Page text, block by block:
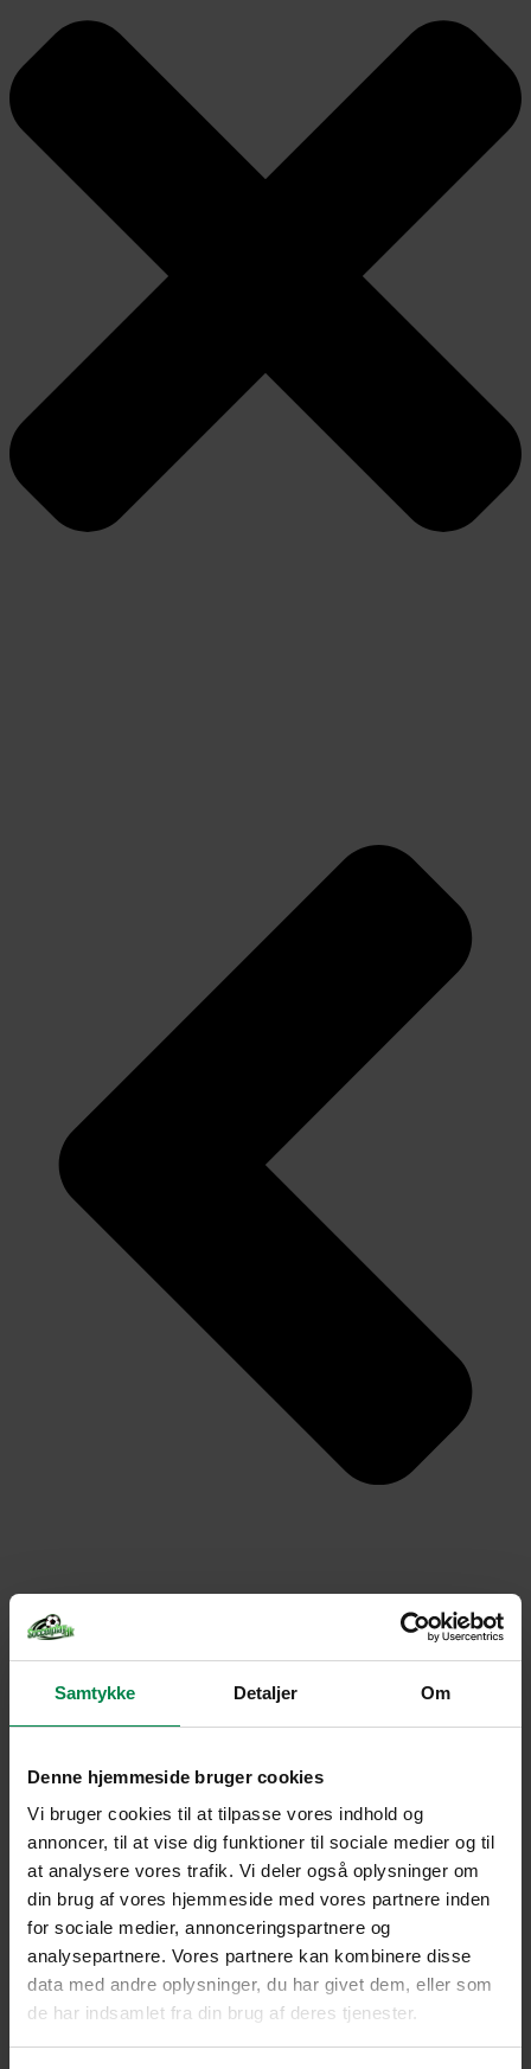
Samtykke Detaljer Om
Denne hjemmeside bruger cookies
Vi bruger cookies til at tilpasse vores indhold og
annoncer, til at vise dig funktioner til sociale medier og til
at analysere vores trafik. Vi deler også oplysninger om
din brug af vores hjemmeside med vores partnere inden
for sociale medier, annonceringspartnere og
analysepartnere. Vores partnere kan kombinere disse
data med andre oplysninger, du har givet dem, eller som
de har indsamlet fra din brug af deres tjenester.